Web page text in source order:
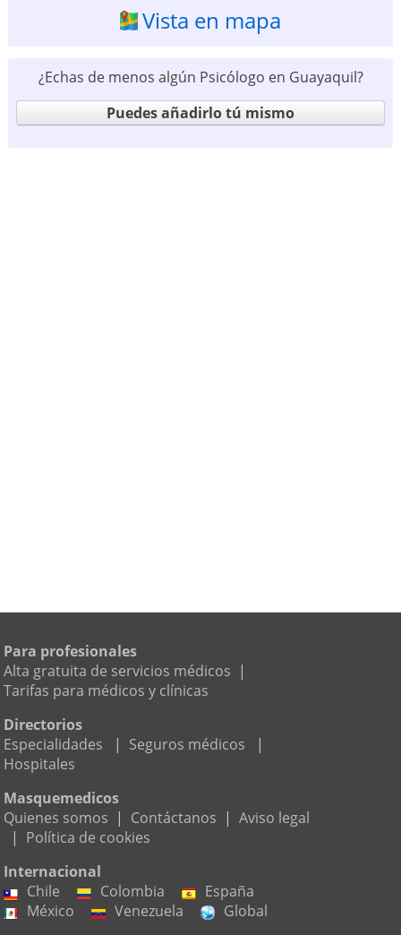
Vista en mapa
¿Echas de menos algún Psicólogo en Guayaquil?
Puedes añadirlo tú mismo
Para profesionales
Alta gratuita de servicios médicos |
Tarifas para médicos y clínicas
Directorios
Especialidades
| Seguros médicos
|
Hospitales
Masquemedicos
Quienes somos | Contáctanos | Aviso legal
| Política de cookies
Internacional
Chile
Colombia
España
México
Venezuela
Global